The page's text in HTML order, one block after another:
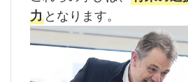
力となります。